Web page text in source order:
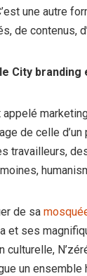
une autre
de contenus,
City branding
appelé
de celle
travailleurs,
de sa
et ses
un